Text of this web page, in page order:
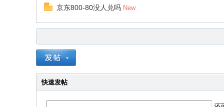
京东800-80没人兑吗 New
快速发帖